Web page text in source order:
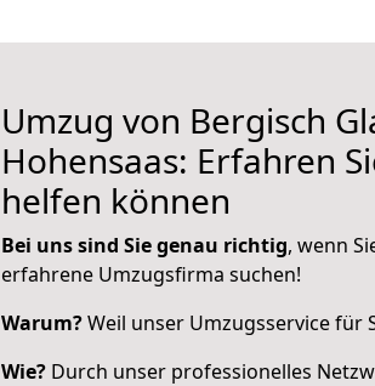
Umzug von Bergisch
Hohensaas: Erfahren
helfen können
Bei uns sind Sie genau richtig, wenn
erfahrene Umzugsfirma suchen!
Warum?Weil unser Umzugsservice für
Wie? Durch unser professionelles